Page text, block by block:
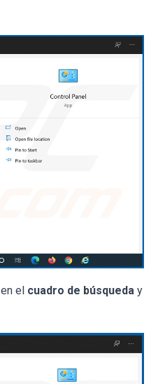
en el cuadro de búsqueda y